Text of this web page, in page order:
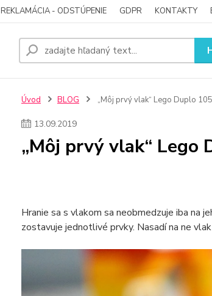
REKLAMÁCIA - ODSTÚPENIE GDPR KONTAKTY
Úvod BLOG „Môj prvý vlak“ Lego Duplo
13.09.2019
„Môj prvý vlak“ Lego
Hranie sa s vlakom sa neobmedzuje iba na
zostavuje jednotlivé prvky. Nasadí na ne